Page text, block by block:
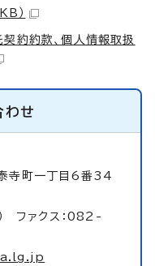
）
契約約款、個人情報取扱
わせ
町一丁目6番34
ファクス：082-